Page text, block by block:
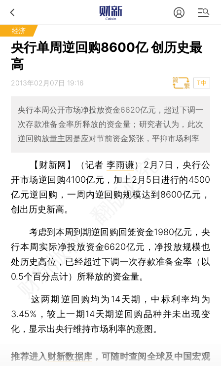
经济
央行单周逆回购8600亿 创历史最
高
2013年02月07日 19:16 T中
央行本周公开市场净投放资金6620亿元，超过下调一
次存款准备金率所释放的资金量；研究者认为，此次
逆回购放量主因是应对节前资金紧张，平抑市场利率
【财新网】（记者李雨谦） 2月7日，央行公
开市场逆回购4100亿元，加上2月5日进行的4500
亿元逆回购，一周内逆回购规模达到8600亿元，
创出历史新高。
考虑到本周到期逆回购回笼资金1980亿元，央
行本周实际净投放资金6620亿元，净投放规模也
处历史高位，已经超过下调一次存款准备金率（以
0.5个百分点计）所释放的资金量。
这两期逆回购均为14天期，中标利率均为
3.45%，较上一期14天期逆回购品种并未出现变
化，显示出央行维持市场利率的意图。
推荐进入 财新数据库 ，可随时查阅全球及中国宏观